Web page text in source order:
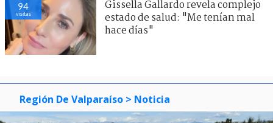
94
visitas
Gissella Gallardo revela complejo
estado de salud: "Me tenían mal
hace días"
Región De Valparaíso > Noticia